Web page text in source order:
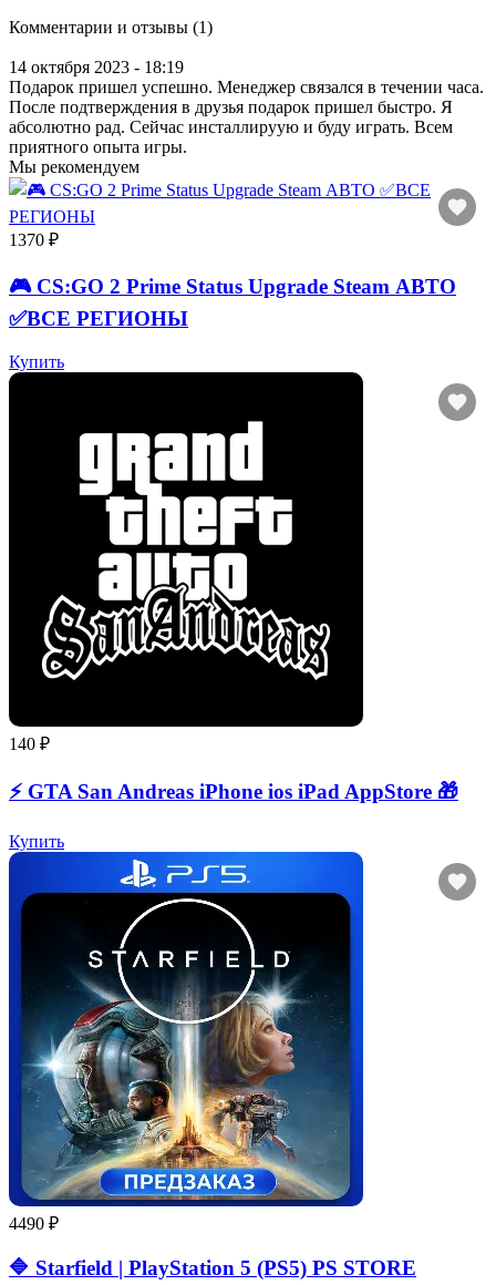
Комментарии и отзывы (1)
14 октября 2023 - 18:19
Подарок пришел успешно. Менеджер связался в течении часа.
После подтверждения в друзья подарок пришел быстро. Я
абсолютно рад. Сейчас инсталлируую и буду играть. Всем
приятного опыта игры.
Мы рекомендуем
1370 ₽
🎮 CS:GO 2 Prime Status Upgrade Steam АВТО
✅ВСЕ РЕГИОНЫ
Купить
140 ₽
⚡️ GTA San Andreas iPhone ios iPad AppStore 🎁
Купить
4490 ₽
🔷 Starfield | PlayStation 5 (PS5) PS STORE